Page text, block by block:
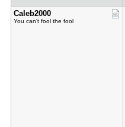
Caleb2000
You can't fool the fool